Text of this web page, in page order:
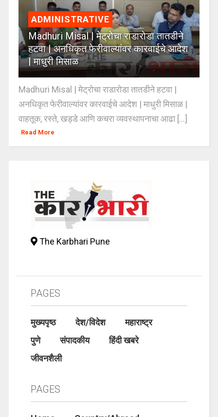
ADMINISTRATIVE
Madhuri Misal | मेट्रोचा राडारोडा तातडीने
हटवा | अनधिकृत फेरीवाल्यांवर कारवाईचे आदेश
| माधुरी मिसाळ
Madhuri Misal | मेट्रोचा राडारोडा तातडीने हटवा |
अनधिकृत फेरीवाल्यांवर कारवाईचे आदेश | माधुरी मिसाळ |
वाहतूक, रस्ते, खड्डे आणि कचरा व्यवस्थापनाचा आढा [...]
Read More
The Karbhari Pune
PAGES
मुख्यपृष्ठ देश/विदेश
महाराष्ट्र
पुणे
संपादकीय
हिंदी खबरे
जीवनशैली
PAGES